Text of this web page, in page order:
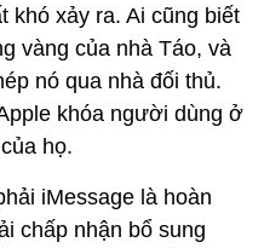
khó xảy ra. Ai cũng biết
vàng của nhà Táo, và
nó qua nhà đối thủ.
khóa người dùng ở
họ.
iMessage là hoàn
chấp nhận bổ sung